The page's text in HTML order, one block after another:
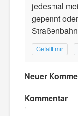
jedesmal
gepennt
Gefällt mir
Neuer
Kommentar